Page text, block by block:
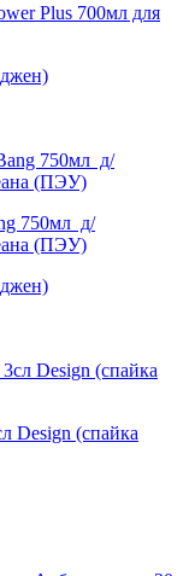
Plus 700мл для
750мл д/
(ПЭУ)
Design (спайка